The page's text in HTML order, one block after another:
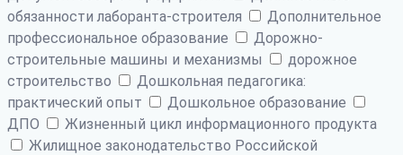
обязанности лаборанта-строителя
Дополнительное
профессиональное образование
Дорожно-
строительные машины и механизмы
дорожное
строительство
Дошкольная педагогика:
практический опыт
Дошкольное образование
ДПО
Жизненный цикл информационного продукта
Жилищное законодательство Российской